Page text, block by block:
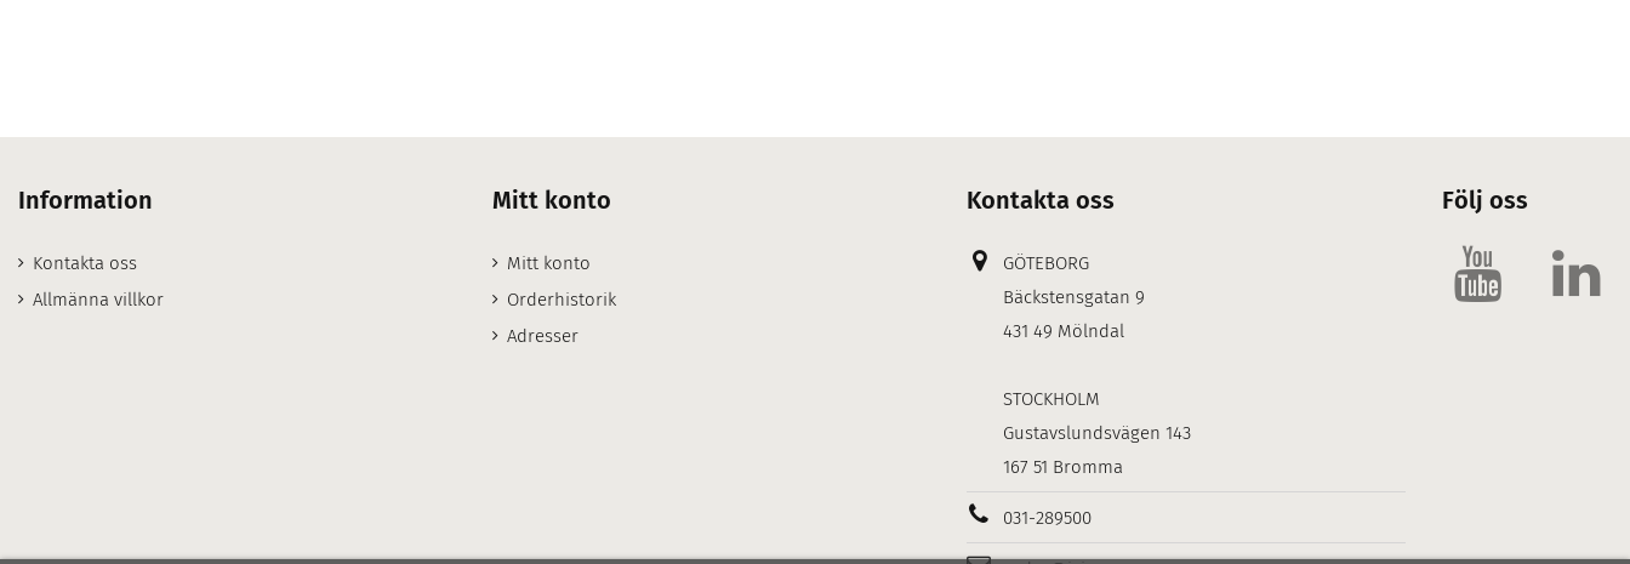
Information
Kontakta oss
Allmänna villkor
Mitt konto
Mitt konto
Orderhistorik
Adresser
Kontakta oss
GÖTEBORG
Bäckstensgatan 9
431 49 Mölndal
STOCKHOLM
Gustavslundsvägen 143
167 51 Bromma
031-289500
Följ oss